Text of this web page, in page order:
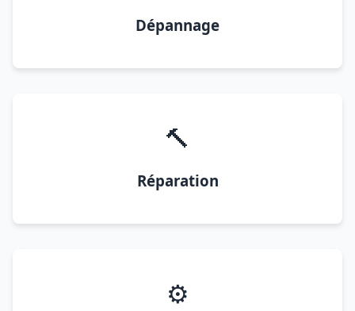
Dépannage
🔨
Réparation
⚙️